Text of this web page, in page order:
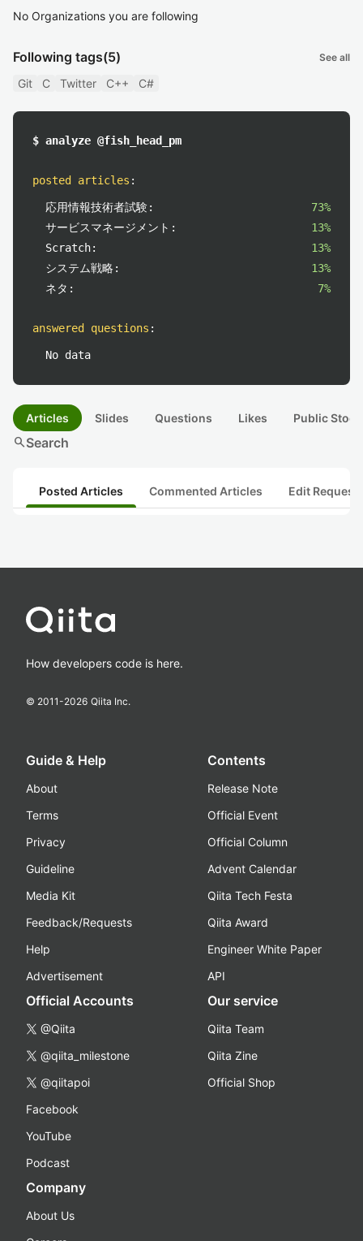
No Organizations you are following
Following tags(5) See all
Git C Twitter C++ C#
$ analyze @fish_head_pm
posted articles :
応用情報技術者試験:
73%
サービスマネージメント:
13%
Scratch:
13%
システム戦略:
13%
ネタ:
7%
answered questions :
No data
Articles Slides Questions Likes Public
searchSearch
Posted Articles Commented Articles Edit
How developers code is here.
© 2011-2026 Qiita Inc.
Guide & Help
About
Terms
Privacy
Guideline
Media Kit
Feedback/Requests
Help
Advertisement
Contents
Release Note
Official Event
Official Column
Advent Calendar
Qiita Tech Festa
Qiita Award
Engineer White Paper
API
Official Accounts
@Qiita
@qiita_milestone
@qiitapoi
Facebook
YouTube
Podcast
Our service
Qiita Team
Qiita Zine
Official Shop
Company
About Us